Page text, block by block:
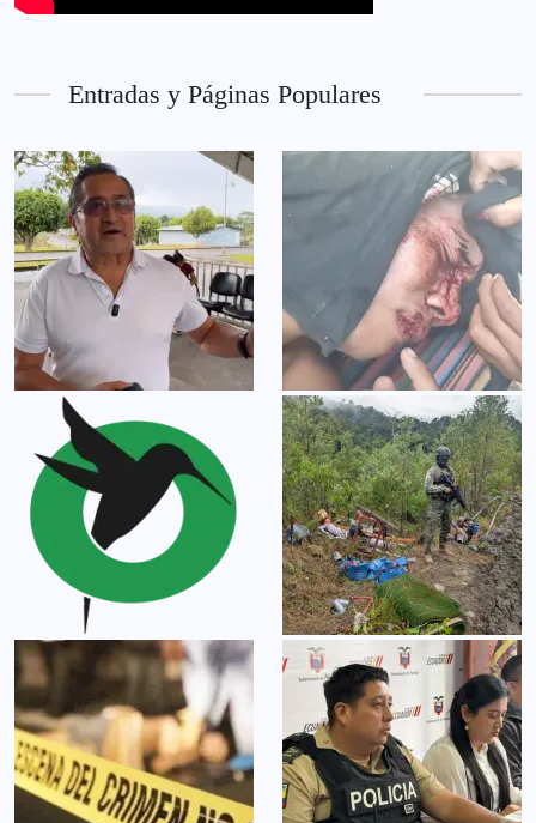
Entradas y Páginas Populares